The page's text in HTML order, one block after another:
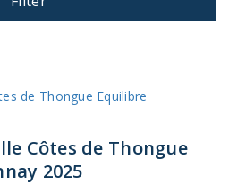
Côtes de Thongue
2025